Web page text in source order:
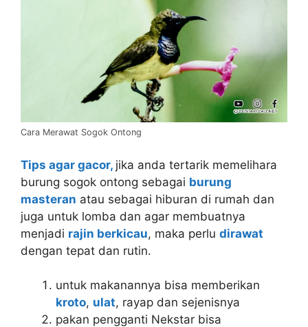
Cara Merawat Sogok Ontong
Tips agar gacor, jika anda tertarik memelihara
burung sogok ontong sebagai burung
masteran atau sebagai hiburan di rumah dan
juga untuk lomba dan agar membuatnya
menjadi rajin berkicau, maka perlu dirawat
dengan tepat dan rutin.
untuk makanannya bisa memberikan
kroto, ulat, rayap dan sejenisnya
pakan pengganti Nekstar bisa